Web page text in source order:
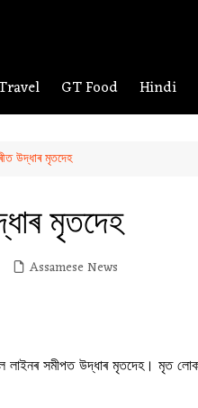
GT Food Hindi
উদ্ধাৰ মৃতদেহ
মৃতদেহ
Assamese News
লাইনৰ সমীপত উদ্ধাৰ মৃতদেহ। মৃত